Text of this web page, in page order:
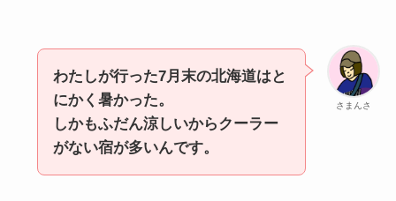
さまんさ
わたしが行った7月末の北海道はと
にかく暑かった。
しかもふだん涼しいからクーラー
がない宿が多いんです。